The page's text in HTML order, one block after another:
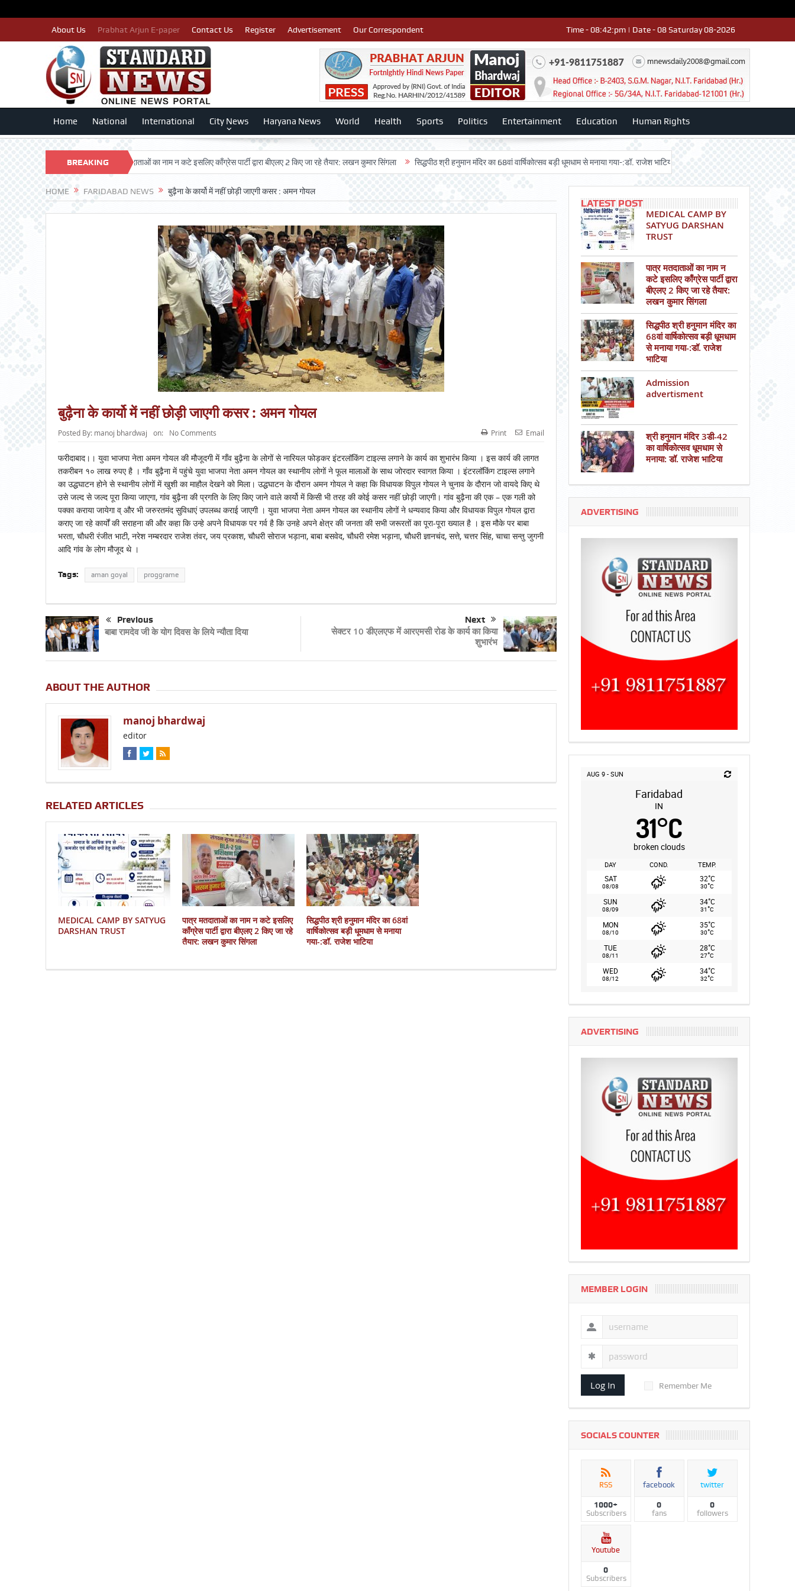
About Us Prabhat Arjun E-paper Contact Us Register Advertisement Our Correspondent Time - 08:42:pm | Date - 08 Saturday 08-2026
Home National International City News Haryana News World Health Sports Politics Entertainment Education Human Rights
BREAKING
NEWS
TRUST पात्र मतदाताओं का नाम न कटे इसलिए काँग्रेस पार्टी द्वारा बीएलए 2 किए जा रहे तैयार: लखन कुमार सिंगला सिद्धपीठ श्री हनुमान मंदिर का 68वां वार्षिकोत्सव बड़ी धूमधाम से मनाया गया-:डॉ. राजेश भाटिया Admission advertisment श्री
HOME FARIDABAD NEWS बुढ़ैना के कार्यो में नहीं छोड़ी जाएगी कसर : अमन गोयल
बुढ़ैना के कार्यो में नहीं छोड़ी जाएगी कसर : अमन गोयल
Posted By: manoj bhardwaj on: No Comments Print Email
फरीदाबाद।। युवा भाजपा नेता अमन गोयल की मौजूदगी में गाँव बुढ़ैना के लोगों से नारियल फोड़कर इंटरलॉकिंग टाइल्स लगाने के कार्य का शुभारंभ किया । इस कार्य की लागत
तकरीबन १० लाख रुपए है । गाँव बुढ़ैना में पहुंचे युवा भाजपा नेता अमन गोयल का स्थानीय लोगों ने फूल मालाओं के साथ जोरदार स्वागत किया । इंटरलॉकिंग टाइल्स लगाने
का उद्धघाटन होने से स्थानीय लोगों में खुशी का माहौल देखने को मिला। उद्धघाटन के दौरान अमन गोयल ने कहा कि विधायक विपुल गोयल ने चुनाव के दौरान जो वायदे किए थे
उसे जल्द से जल्द पूरा किया जाएगा, गांव बुढ़ैना की प्रगति के लिए किए जाने वाले कार्यो में किसी भी तरह की कोई कसर नहीं छोड़ी जाएगी। गांव बुढ़ैना की एक – एक गली को
पक्का कराया जायेगा व् और भी जरुरतमंद सुविधाएं उपलब्ध कराई जाएगी । युवा भाजपा नेता अमन गोयल का स्थानीय लोगों ने धन्यवाद किया और विधायक विपुल गोयल द्वारा
कराए जा रहे कार्यों की सराहना की और कहा कि उन्हे अपने विधायक पर गर्व है कि उनहे अपने क्षेत्र की जनता की सभी जरूरतों का पूरा-पूरा ख्याल है । इस मौके पर बाबा
भरता, चौधरी रंजीत भाटी, नरेश नम्बरदार राजेश तंवर, जय प्रकाश, चौधरी सोराज भड़ाना, बाबा बसवेद, चौधरी रमेश भड़ाना, चौधरी ज्ञानचंद, सत्ते, चत्तर सिंह, चाचा सन्तु जुगनी
आदि गांव के लोग मौजूद थे ।
Tags: aman goyal proggrame
Previous
बाबा रामदेव जी के योग दिवस के लिये न्यौता दिया
Next
सेक्टर 10 डीएलएफ में आरएमसी रोड के कार्य का किया
शुभारंभ
ABOUT THE AUTHOR
manoj bhardwaj
editor
RELATED ARTICLES
MEDICAL CAMP BY SATYUG
DARSHAN TRUST
पात्र मतदाताओं का नाम न कटे इसलिए
काँग्रेस पार्टी द्वारा बीएलए 2 किए जा रहे
तैयार: लखन कुमार सिंगला
सिद्धपीठ श्री हनुमान मंदिर का 68वां
वार्षिकोत्सव बड़ी धूमधाम से मनाया
गया-:डॉ. राजेश भाटिया
LATEST POST
MEDICAL CAMP BY
SATYUG DARSHAN
TRUST
पात्र मतदाताओं का नाम न
कटे इसलिए काँग्रेस पार्टी द्वारा
बीएलए 2 किए जा रहे तैयार:
लखन कुमार सिंगला
सिद्धपीठ श्री हनुमान मंदिर का
68वां वार्षिकोत्सव बड़ी धूमधाम
से मनाया गया-:डॉ. राजेश
भाटिया
Admission
advertisment
श्री हनुमान मंदिर 3डी-42
का वार्षिकोत्सव धूमधाम से
मनाया: डॉ. राजेश भाटिया
ADVERTISING
AUG 9 - SUN
Faridabad
IN
31°C
broken clouds
DAY COND. TEMP.
SAT
08/08
32°C
30°C
SUN
08/09
34°C
31°C
MON
08/10
35°C
30°C
TUE
08/11
28°C
27°C
WED
08/12
34°C
32°C
ADVERTISING
MEMBER LOGIN
Log In Remember Me
SOCIALS COUNTER
RSS
1000+
Subscribers
facebook
0
fans
twitter
0
followers
Youtube
0
Subscribers